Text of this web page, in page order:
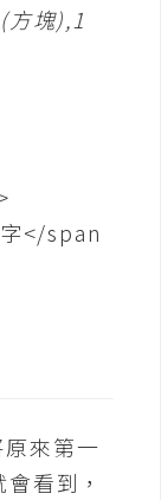
方塊),1
</span
來第一
看到，